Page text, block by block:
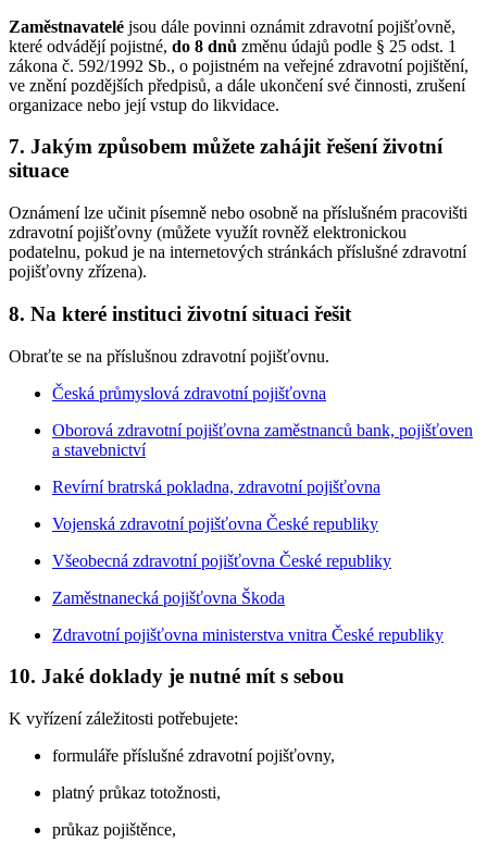
Zaměstnavatelé jsou dále povinni oznámit zdravotní pojišťovně,
které odvádějí pojistné, do 8 dnů změnu údajů podle § 25 odst. 1
zákona č. 592/1992 Sb., o pojistném na veřejné zdravotní pojištění,
ve znění pozdějších předpisů, a dále ukončení své činnosti, zrušení
organizace nebo její vstup do likvidace.
7. Jakým způsobem můžete zahájit řešení životní
situace
Oznámení lze učinit písemně nebo osobně na příslušném pracovišti
zdravotní pojišťovny (můžete využít rovněž elektronickou
podatelnu, pokud je na internetových stránkách příslušné zdravotní
pojišťovny zřízena).
8. Na které instituci životní situaci řešit
Obraťte se na příslušnou zdravotní pojišťovnu.
Česká průmyslová zdravotní pojišťovna
Oborová zdravotní pojišťovna zaměstnanců bank, pojišťoven
a stavebnictví
Revírní bratrská pokladna, zdravotní pojišťovna
Vojenská zdravotní pojišťovna České republiky
Všeobecná zdravotní pojišťovna České republiky
Zaměstnanecká pojišťovna Škoda
Zdravotní pojišťovna ministerstva vnitra České republiky
10. Jaké doklady je nutné mít s sebou
K vyřízení záležitosti potřebujete:
formuláře příslušné zdravotní pojišťovny,
platný průkaz totožnosti,
průkaz pojištěnce,